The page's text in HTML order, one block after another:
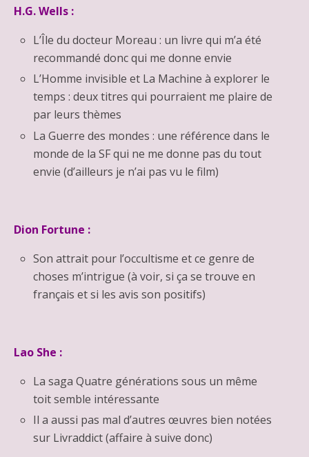
H.G. Wells :
L’Île du docteur Moreau : un livre qui m’a été
recommandé donc qui me donne envie
L’Homme invisible et La Machine à explorer le
temps : deux titres qui pourraient me plaire de
par leurs thèmes
La Guerre des mondes : une référence dans le
monde de la SF qui ne me donne pas du tout
envie (d’ailleurs je n’ai pas vu le film)
Dion Fortune :
Son attrait pour l’occultisme et ce genre de
choses m’intrigue (à voir, si ça se trouve en
français et si les avis son positifs)
Lao She :
La saga Quatre générations sous un même
toit semble intéressante
Il a aussi pas mal d’autres œuvres bien notées
sur Livraddict(affaire à suive donc)